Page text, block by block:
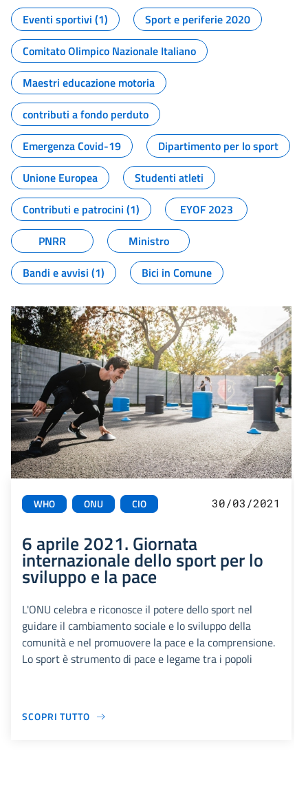
Eventi sportivi (1)
Sport e periferie 2020
Comitato Olimpico Nazionale Italiano
Maestri educazione motoria
contributi a fondo perduto
Emergenza Covid-19
Dipartimento per lo sport
Unione Europea
Studenti atleti
Contributi e patrocini (1)
EYOF 2023
PNRR
Ministro
Bandi e avvisi (1)
Bici in Comune
WHO ONU CIO 30/03/2021
6 aprile 2021. Giornata
internazionale dello sport per lo
sviluppo e la pace
L'ONU celebra e riconosce il potere dello sport nel
guidare il cambiamento sociale e lo sviluppo della
comunità e nel promuovere la pace e la comprensione.
Lo sport è strumento di pace e legame tra i popoli
SCOPRI TUTTO